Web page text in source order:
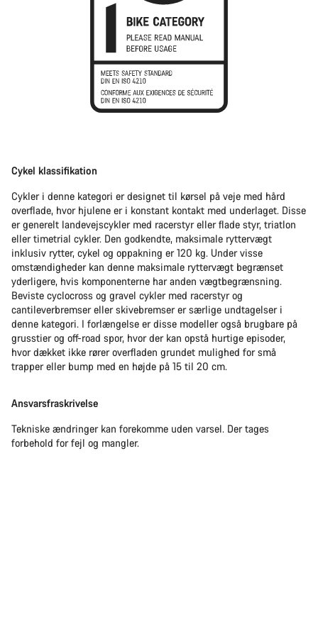
Cykel klassifikation
Cykler i denne kategori er designet til kørsel på veje med hård
overflade, hvor hjulene er i konstant kontakt med underlaget. Disse
er generelt landevejscykler med racerstyr eller flade styr, triatlon
eller timetrial cykler. Den godkendte, maksimale ryttervægt
inklusiv rytter, cykel og oppakning er 120 kg. Under visse
omstændigheder kan denne maksimale ryttervægt begrænset
yderligere, hvis komponenterne har anden vægtbegrænsning.
Beviste cyclocross og gravel cykler med racerstyr og
cantileverbremser eller skivebremser er særlige undtagelser i
denne kategori. I forlængelse er disse modeller også brugbare på
grusstier og off-road spor, hvor der kan opstå hurtige episoder,
hvor dækket ikke rører overfladen grundet mulighed for små
trapper eller bump med en højde på 15 til 20 cm.
Ansvarsfraskrivelse
Tekniske ændringer kan forekomme uden varsel. Der tages
forbehold for fejl og mangler.